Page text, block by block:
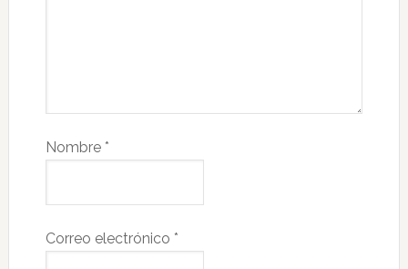
Nombre *
Correo electrónico *